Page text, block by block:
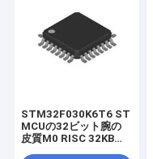
STM32F030K6T6 ST
MCUの32ビット腕の
皮質M0 RISC 32KB抜